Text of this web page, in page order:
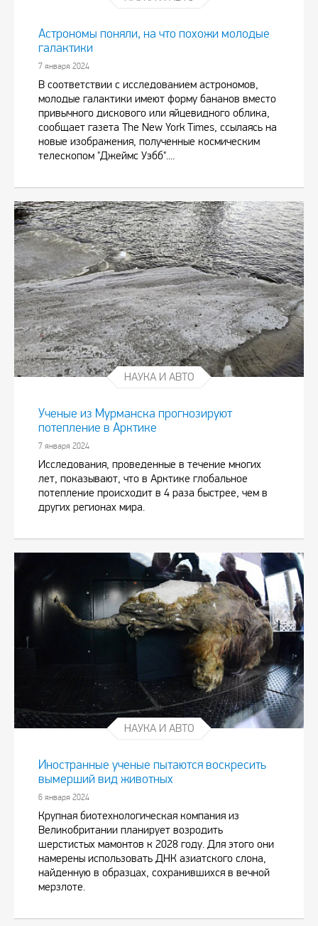
Астрономы поняли, на что похожи молодые
галактики
7 января 2024
В соответствии с исследованием астрономов,
молодые галактики имеют форму бананов вместо
привычного дискового или яйцевидного облика,
сообщает газета The New York Times, ссылаясь на
новые изображения, полученные космическим
телескопом "Джеймс Уэбб"....
НАУКА И АВТО
Ученые из Мурманска прогнозируют
потепление в Арктике
7 января 2024
Исследования, проведенные в течение многих
лет, показывают, что в Арктике глобальное
потепление происходит в 4 раза быстрее, чем в
других регионах мира.
НАУКА И АВТО
Иностранные ученые пытаются воскресить
вымерший вид животных
6 января 2024
Крупная биотехнологическая компания из
Великобритании планирует возродить
шерстистых мамонтов к 2028 году. Для этого они
намерены использовать ДНК азиатского слона,
найденную в образцах, сохранившихся в вечной
мерзлоте.